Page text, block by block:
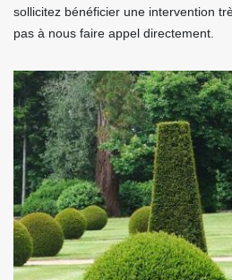
sollicitez bénéficier une intervention
pas à nous faire appel directement.